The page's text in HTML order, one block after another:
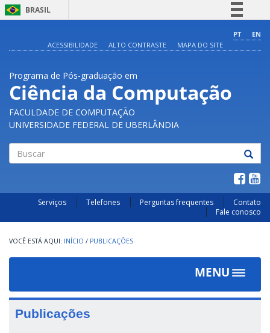
BRASIL
Comunica BR
Acesso à informação
Legislação
PT
EN
ACESSIBILIDADE
ALTO CONTRASTE MAPA DO SITE
Programa de Pós-graduação em
Ciência da Computação
FACULDADE DE COMPUTAÇÃO
UNIVERSIDADE FEDERAL DE UBERLÂNDIA
Serviços Telefones Perguntas frequentes
Contato
Fale conosco
INÍCIO / PUBLICAÇÕES
MENU
Toggle
Publicações